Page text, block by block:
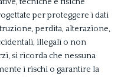
per proteggere i dati
perdita, alterazione,
illegali o non
si ricorda che nessuna
i rischi o garantire la